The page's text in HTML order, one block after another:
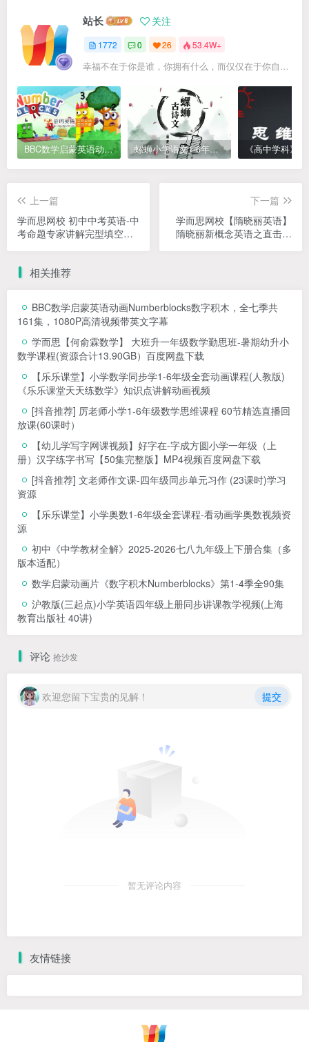
站长 关注
1772 0 26 53.4W+
幸福不在于你是谁，你拥有什么，而仅仅在于你自己怎么看待
BBC数学启蒙英语动画Numberblocks数字积木，全七季共161集，1080P高清视频带英文字幕 螺蛳小学语文1-6年级《小学古诗文》课程视频
上一篇
学而思网校 初中中考英语-中
考命题专家讲解完型填空和
下一篇
学而思网校【隋晓丽英语】
隋晓丽新概念英语之直击中
相关推荐
BBC数学启蒙英语动画Numberblocks数字积木，全七季共
161集，1080P高清视频带英文字幕
学而思【何俞霖数学】 大班升一年级数学勤思班-暑期幼升小
数学课程(资源合计13.90GB）百度网盘下载
【乐乐课堂】小学数学同步学1-6年级全套动画课程(人教版)
《乐乐课堂天天练数学》知识点讲解动画视频
[抖音推荐] 厉老师小学1-6年级数学思维课程 60节精选直播回
放课(60课时）
【幼儿学写字网课视频】好字在-字成方圆小学一年级（上
册）汉字练字书写【50集完整版】MP4视频百度网盘下载
[抖音推荐] 文老师作文课-四年级同步单元习作 (23课时)学习
资源
【乐乐课堂】小学奥数1-6年级全套课程-看动画学奥数视频资
源
初中《中学教材全解》2025-2026七八九年级上下册合集（多
版本适配）
数学启蒙动画片《数字积木Numberblocks》第1-4季全90集
沪教版(三起点)小学英语四年级上册同步讲课教学视频(上海
教育出版社 40讲)
评论 抢沙发
欢迎您留下宝贵的见解！ 提交
暂无评论内容
友情链接